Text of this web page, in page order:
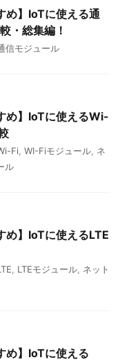
め】IoTに使える通
・総集編！
信モジュール
め】IoTに使えるWi-
Fi WI-Fiモジュール ネ
ル
め】IoTに使えるLTE
LTEモジュール ネット
め】IoTに使える